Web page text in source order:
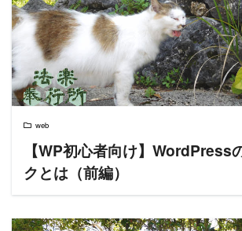
READ MORE
web
【WP初心者向け】WordPress
クとは（前編）